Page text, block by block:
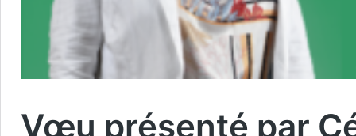
Vœu présenté par